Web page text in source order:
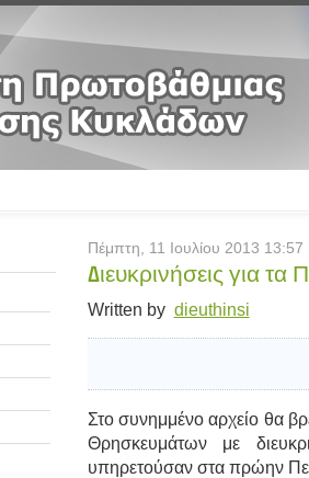
Πέμπτη, 11 Ιουλίου 2013 13:57
Διευκρινήσεις για
Written by dieuthinsi
Στο συνημμένο αρχείο θα
Θρησκευμάτων με
υπηρετούσαν στα πρώην